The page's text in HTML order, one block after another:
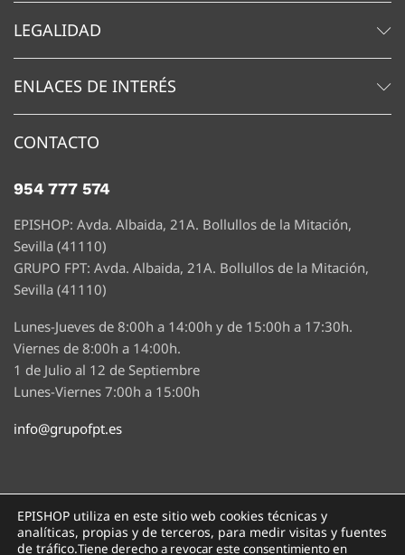
LEGALIDAD
ENLACES DE INTERÉS
CONTACTO
954 777 574
EPISHOP: Avda. Albaida, 21A. Bollullos de la Mitación,
Sevilla (41110)
GRUPO FPT: Avda. Albaida, 21A. Bollullos de la Mitación,
Sevilla (41110)
Lunes-Jueves de 8:00h a 14:00h y de 15:00h a 17:30h.
Viernes de 8:00h a 14:00h.
1 de Julio al 12 de Septiembre
Lunes-Viernes 7:00h a 15:00h
info@grupofpt.es
EPISHOP utiliza en este sitio web cookies técnicas y
analíticas, propias y de terceros, para medir visitas y fuentes
de tráfico.Tiene derecho a revocar este consentimiento en